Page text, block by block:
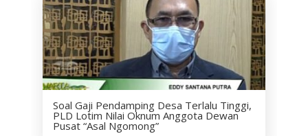
Soal Gaji Pendamping Desa Terlalu Tinggi,
PLD Lotim Nilai Oknum Anggota Dewan
Pusat “Asal Ngomong”